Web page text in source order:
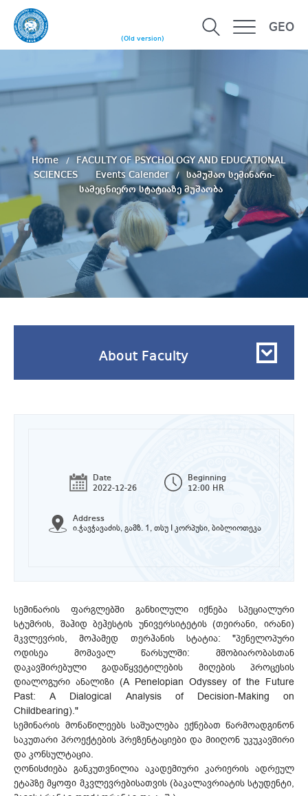
(Old version)
GEO
Home
FACULTY OF PSYCHOLOGY AND EDUCATIONAL
SCIENCES
Events Calender
სამუშაო სემინარი-
სამეცნიერო სტატიაზე მუშაობა
About Faculty
Date
2022-12-26
Beginning
12:00 HR
Address
ი.ჭავჭავაძის, გამზ. 1, თსუ I კორპუსი, ბიბლიოთეკა
სემინარის ფარგლებში განხილული იქნება სპეციალური
სტუმრის, შაჰიდ ბეჰესტის უნივერსიტეტის (თეირანი, ირანი)
მკვლევრის, მოჰამედ თერჰანის სტატია: "პენელოპური
ოდისეა მომავალ წარსულში: მშობიარობასთან
დაკავშირებული გადაწყვეტილების მიღების პროცესის
დიალოგური ანალიზი (A Penelopian Odyssey of the Future
Past: A Dialogical Analysis of Decision-Making on
Childbearing)."
სემინარის მონაწილეებს საშუალება ექნებათ წარმოადგინონ
საკუთარი პროექტების პრეზენტაციები და მიიღონ უკუკავშირი
და კონსულტაცია.
ღონისძიება განკუთვნილია აკადემიური კარიერის ადრეულ
ეტაპზე მყოფი მკვლევრებისათვის (ბაკალავრიატის სტუდენტი,